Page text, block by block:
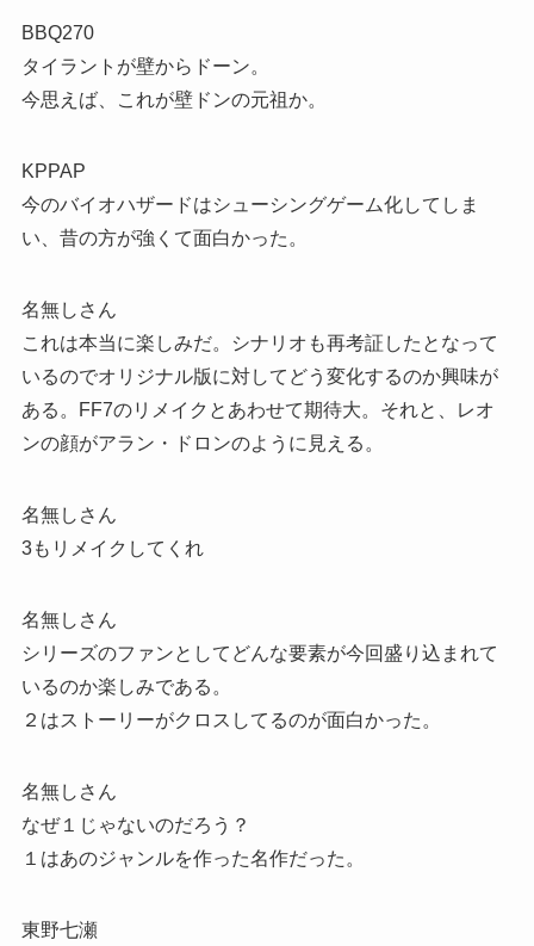
BBQ270
タイラントが壁からドーン。
今思えば、これが壁ドンの元祖か。
KPPAP
今のバイオハザードはシューシングゲーム化してしま
い、昔の方が強くて面白かった。
名無しさん
これは本当に楽しみだ。シナリオも再考証したとなって
いるのでオリジナル版に対してどう変化するのか興味が
ある。FF7のリメイクとあわせて期待大。それと、レオ
ンの顔がアラン・ドロンのように見える。
名無しさん
3もリメイクしてくれ
名無しさん
シリーズのファンとしてどんな要素が今回盛り込まれて
いるのか楽しみである。
２はストーリーがクロスしてるのが面白かった。
名無しさん
なぜ１じゃないのだろう？
１はあのジャンルを作った名作だった。
東野七瀬